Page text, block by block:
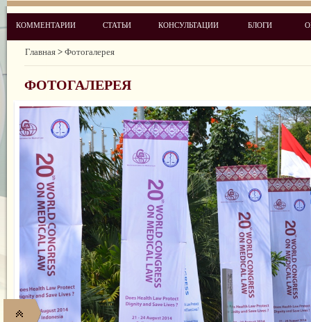
КОММЕНТАРИИ СТАТЬИ КОНСУЛЬТАЦИИ БЛОГИ
Главная > Фотогалерея
ФОТОГАЛЕРЕЯ